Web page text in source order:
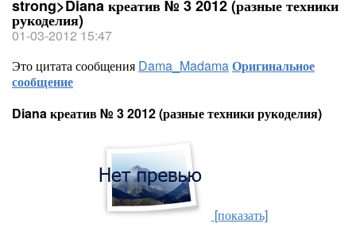
strong>Diana креатив № 3 2012 (разные техники
рукоделия)
01-03-2012 15:47
Это цитата сообщения Dama_MadamaОригинальное
сообщение
Diana креатив № 3 2012 (разные техники рукоделия)
[показать]